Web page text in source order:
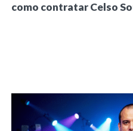
como contratar Celso